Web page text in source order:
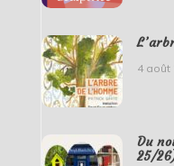
4 août
Du
25/